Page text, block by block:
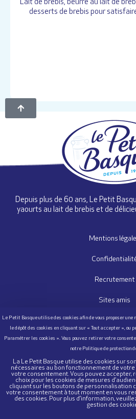
La Le Petit Basque utilise des cookies sur
nécessaires au bon fonctionnement de
votre consentement. Vous pouvez accepter,
choix pour les cookies de mesures
cliquant sur les boutons de personnalisation
votre consentement à tout moment en vous
des cookies. Pour plus d’information,
gestion des
Lait de brebis, beurre au lait de
desserts de brebis pour
Depuis plus de 60 ans, Le Petit
yaourts au lait de brebis et de
Mentions
Recrutement
Sites amis
Nous
Questionnaire
Cookies
POUR VOTRE SANTÉ, MANGEZ AU MOINS 5